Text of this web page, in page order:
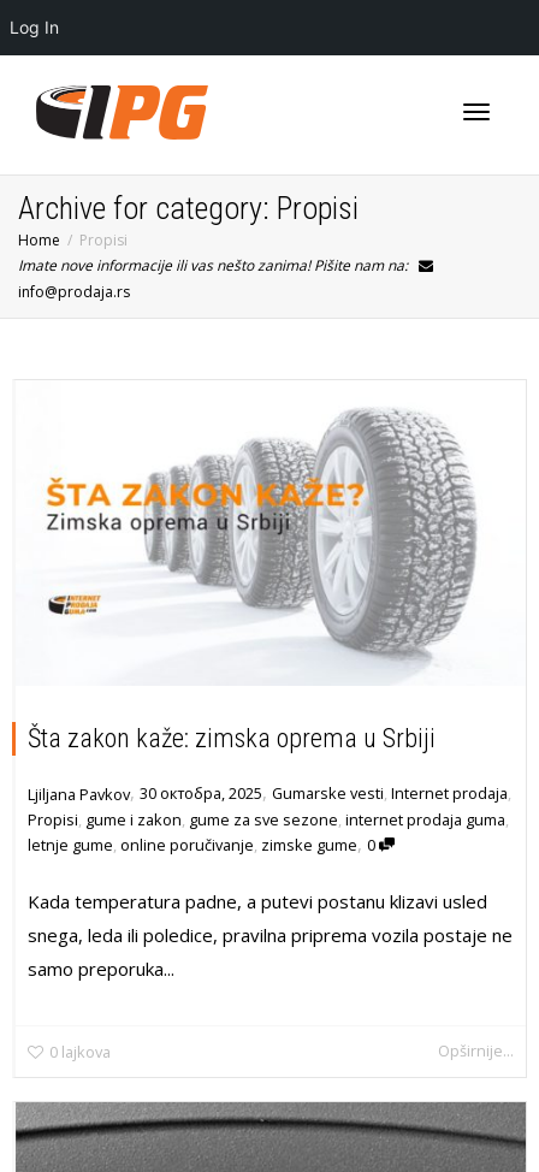
Log In
Archive for category: Propisi
Home
Propisi
Imate nove informacije ili vas nešto zanima! Pišite nam na:
info@prodaja.rs
Šta zakon kaže: zimska oprema u Srbiji
Ljiljana Pavkov, 30 октобра, 2025, Gumarske vesti, Internet prodaja,
Propisi, gume i zakon, gume za sve sezone, internet prodaja guma,
letnje gume, online poručivanje, zimske gume, 0
Kada temperatura padne, a putevi postanu klizavi usled
snega, leda ili poledice, pravilna priprema vozila postaje ne
samo preporuka...
0 lajkova Opširnije...